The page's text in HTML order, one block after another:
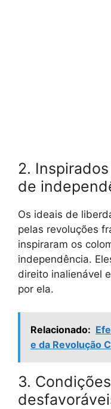
2.
de
Os ideais de
pelas revoluções
inspiraram os
independência.
direito inalienável
por ela.
Relacionado:
e da Revolução
3.